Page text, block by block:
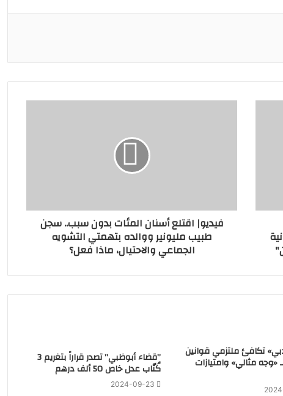
فيديو| اقتلع أسنان المئات بدون سبب.. سجن
طبيب مليونير ووالده بتهمتي التشويه
الجماعي والاحتيال، ماذا فعل؟
تكافئ ملتزمي قوانين
«وجه مثالي» وامتيازات ‏”قضاء أبوظبي” تصدر قراراً بتغريم 3
كُتّاب عدل خاص 50 ألف درهم
2024-09-23